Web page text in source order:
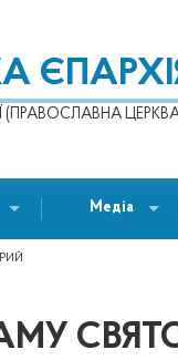
(ПРАВОСЛАВНА ЦЕРКВА
Медіа